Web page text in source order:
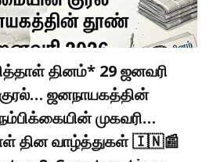
தினம்* 29 ஜனவரி
ஜனநாயகத்தின்
முகவரி…
தின வாழ்த்துகள் 🇮🇳📰